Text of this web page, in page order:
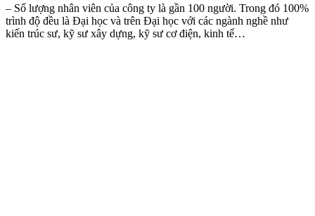
– Số lượng nhân viên của công ty là gần 100 người. Trong đó 100%
trình độ đều là Đại học và trên Đại học với các ngành nghề như
kiến trúc sư, kỹ sư xây dựng, kỹ sư cơ điện, kinh tế…